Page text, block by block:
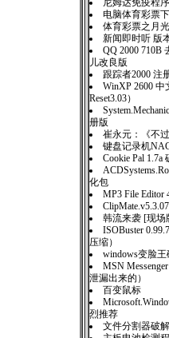
尼姆达免疫程
电脑体育彩票
体育彩票之月
新闻即时听 版
QQ 2000 710B
儿改良版
跟踪者2000 注
WinXP 2600
Reset3.03）
册版
崔永元：《不
键盘记录机
Cookie Pal 1.7a
化包
MP3 File Editor
韩流来袭 [现
ISOBuster
压缩）
windows变脸王
MSN
泄漏出来的）
百变鼠标
烈推荐
文件分割器破